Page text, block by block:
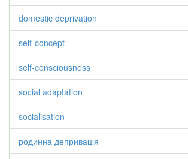
domestic deprivation
self-concept
self-consciousness
social adaptation
socialisation
родинна депривація